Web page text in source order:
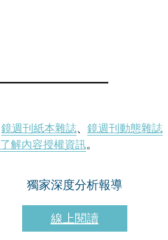
鏡週刊紙本雜誌、 鏡週刊動態雜誌
了解內容授權資訊。
獨家深度分析報導
線上閱讀